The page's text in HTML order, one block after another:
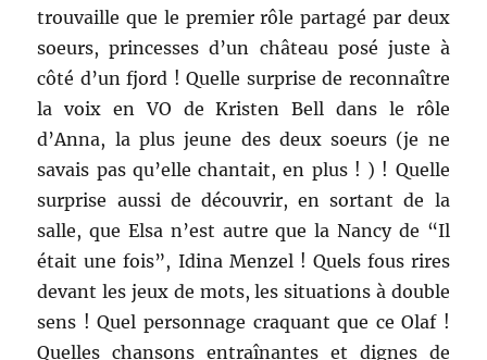
trouvaille que le premier rôle partagé par deux
soeurs, princesses d’un château posé juste à
côté d’un fjord ! Quelle surprise de reconnaître
la voix en VO de Kristen Bell dans le rôle
d’Anna, la plus jeune des deux soeurs (je ne
savais pas qu’elle chantait, en plus ! ) ! Quelle
surprise aussi de découvrir, en sortant de la
salle, que Elsa n’est autre que la Nancy de “Il
était une fois”, Idina Menzel ! Quels fous rires
devant les jeux de mots, les situations à double
sens ! Quel personnage craquant que ce Olaf !
Quelles chansons entraînantes et dignes de